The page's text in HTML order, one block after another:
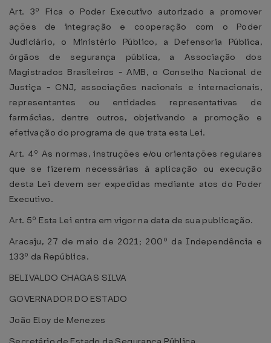
Art. 3º Fica o Poder Executivo autorizado a promover
ações de integração e cooperação com o Poder
Judiciário, o Ministério Público, a Defensoria Pública,
órgãos de segurança pública, a Associação dos
Magistrados Brasileiros - AMB, o Conselho Nacional de
Justiça - CNJ, associações nacionais e internacionais,
representantes ou entidades representativas de
farmácias, dentre outros, objetivando a promoção e
efetivação do programa de que trata esta Lei.
Art. 4º As normas, instruções e/ou orientações regulares
que se fizerem necessárias à aplicação ou execução
desta Lei devem ser expedidas mediante atos do Poder
Executivo.
Art. 5º Esta Lei entra em vigor na data de sua publicação.
Aracaju, 27 de maio de 2021; 200º da Independência e
133º da República.
BELIVALDO CHAGAS SILVA
GOVERNADOR DO ESTADO
João Eloy de Menezes